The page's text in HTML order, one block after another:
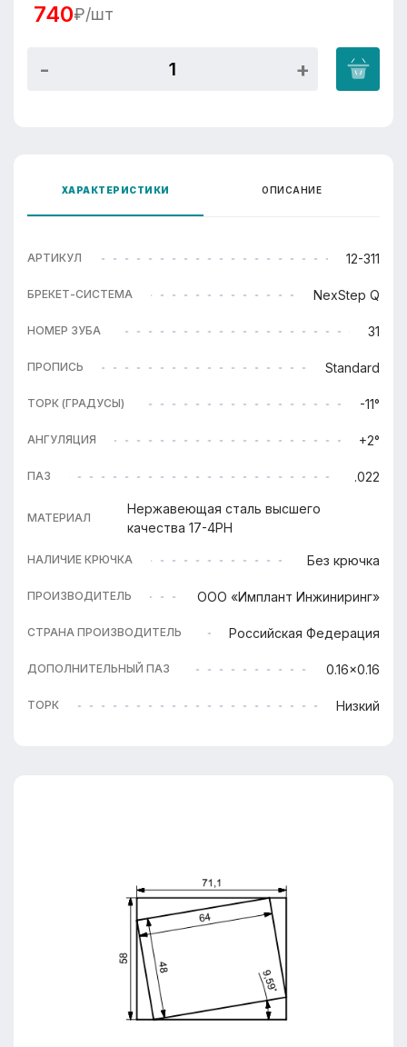
740₽/шт
ХАРАКТЕРИСТИКИ ОПИСАНИЕ
АРТИКУЛ 12-311
БРЕКЕТ-СИСТЕМА NexStep Q
НОМЕР ЗУБА 31
ПРОПИСЬ Standard
ТОРК (ГРАДУСЫ) -11°
АНГУЛЯЦИЯ +2°
ПАЗ .022
МАТЕРИАЛ
Нержавеющая сталь высшего
качества 17-4PH
НАЛИЧИЕ КРЮЧКА Без крючка
ПРОИЗВОДИТЕЛЬ ООО «Имплант Инжиниринг»
СТРАНА ПРОИЗВОДИТЕЛЬ Российская Федерация
ДОПОЛНИТЕЛЬНЫЙ ПАЗ 0.16x0.16
ТОРК Низкий